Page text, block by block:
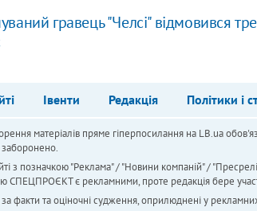
гравець "Челсі" відмовився
Івенти Редакція Політики і
матеріалів пряме гіперпосилання на LB.ua
заборонено.
з позначкою "Реклама" / "Новини компаній" /
СПЕЦПРОЄКТ є рекламними, проте редакція бере
за факти та оціночні судження, оприлюднені у